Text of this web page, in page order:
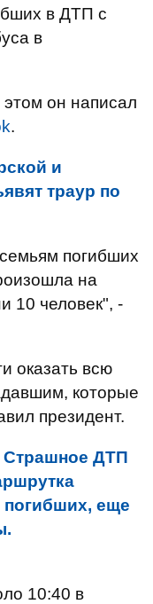
в ДТП с
в
этом он написал
.
и
траур по
погибших
на
10 человек", -
оказать всю
которые
президент.
Страшное ДТП
погибших, еще
10:40 в